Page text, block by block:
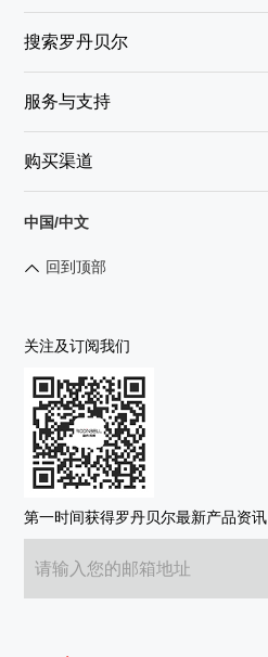
搜索罗丹贝尔
服务与支持
购买渠道
中国/中文
回到顶部
关注及订阅我们
第一时间获得罗丹贝尔最新产品资讯